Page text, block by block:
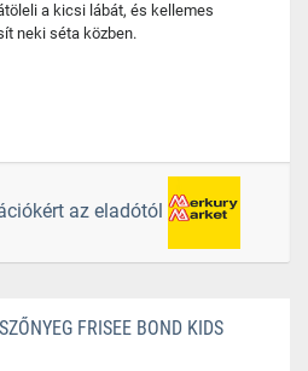
a kicsi lábát, és kellemes
neki séta közben.
az eladótól
FRISEE BOND KIDS